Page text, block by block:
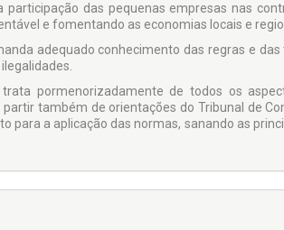
das pequenas empresas nas
e fomentando as economias locais e
adequado conhecimento das regras e das
pormenorizadamente de todos os
também de orientações do Tribunal de
para a aplicação das normas, sanando as